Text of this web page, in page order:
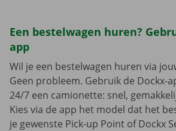
Een bestelwagen huren?
app
Wil je een bestelwagen huren via
Geen probleem. Gebruik de Dockx-
24/7 een camionette: snel,
Kies via de app het model dat het
je gewenste Pick-up Point of Dockx